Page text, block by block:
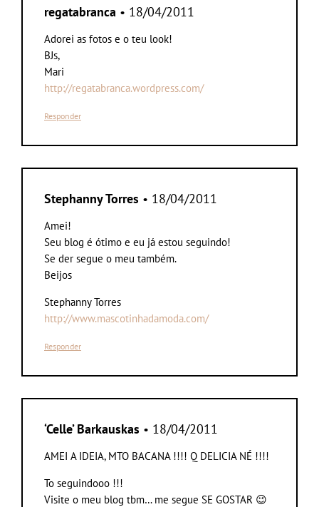
regatabranca • 18/04/2011
Adorei as fotos e o teu look!
BJs,
Mari
http://regatabranca.wordpress.com/
Responder
Stephanny Torres • 18/04/2011
Amei!
Seu blog é ótimo e eu já estou seguindo!
Se der segue o meu também.
Beijos
Stephanny Torres
http://www.mascotinhadamoda.com/
Responder
‘Celle’ Barkauskas • 18/04/2011
AMEI A IDEIA, MTO BACANA !!!! Q DELICIA NÉ !!!!
To seguindooo !!!
Visite o meu blog tbm… me segue SE GOSTAR 😉